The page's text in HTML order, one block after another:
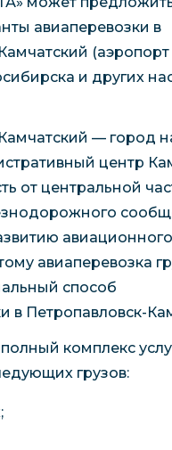
авиаперевозки в
и других
— город
центр
от центральной
авиационного
авиаперевозка
способ
в Петропавловск-
комплекс
грузов: